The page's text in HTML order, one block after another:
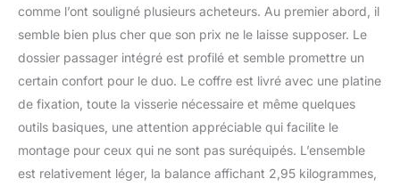
intempéries toute la
journée et excellent
Facile à stocker plus
d'articles, capacité de 35
L pouvant stocker des
vêtements, des
peut être utilisé comme
coffre quotidien avec un
comme l’ont souligné plusieurs acheteurs. Au premier abord, il
semble bien plus cher que son prix ne le laisse supposer. Le
dossier passager intégré est profilé et semble promettre un
certain confort pour le duo. Le coffre est livré avec une platine
de fixation, toute la visserie nécessaire et même quelques
outils basiques, une attention appréciable qui facilite le
montage pour ceux qui ne sont pas suréquipés. L’ensemble
est relativement léger, la balance affichant 2,95 kilogrammes,